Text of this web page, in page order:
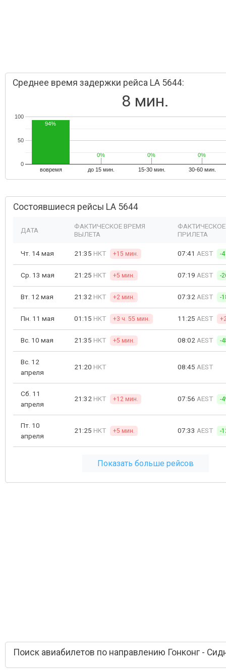
Среднее время задержки рейса LA 5644:
8 мин.
вовремя до 15 мин. 15-30 мин. 30-60 мин.
0
50
100
94%
0%
0% 0%
0% 0%
0%
Состоявшиеся рейсы LA 5644
ДАТА
ФАКТИЧЕСКОЕ ВРЕМЯ
ВЫЛЕТА
ПРИЛЕТА
Чт. 14 мая 21:35 HKT +15 мин. 07:41 AEST -
Ср. 13 мая 21:25 HKT +5 мин. 07:19 AEST -
Вт. 12 мая 21:32 HKT +2 мин. 07:32 AEST -
Пн. 11 мая 01:15 HKT +3 ч. 55 мин. 11:25 AEST
Вс. 10 мая 21:35 HKT +5 мин. 08:02 AEST -
Вс. 12
апреля
21:20 HKT 08:45 AEST
Сб. 11
апреля
21:32 HKT +12 мин. 07:56 AEST -
Пт. 10
апреля
21:25 HKT +5 мин. 07:33 AEST -
Показать больше рейсов
Поиск авиабилетов по направлению Гонконг -